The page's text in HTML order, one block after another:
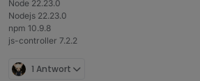
Node 22.23.0
Nodejs 22.23.0
npm 10.9.8
js-controller 7.2.2
1 Antwort